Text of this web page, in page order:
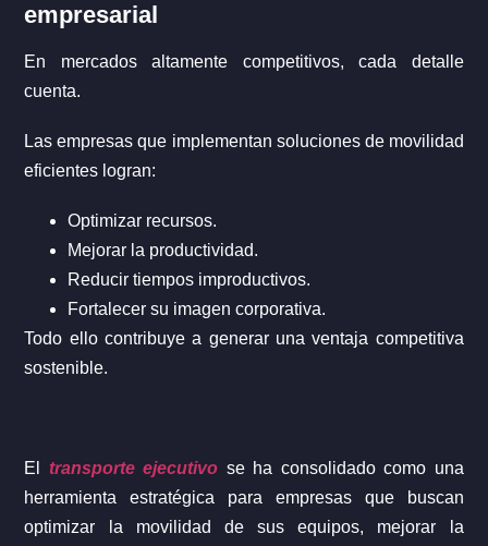
empresarial
En mercados altamente competitivos, cada detalle
cuenta.
Las empresas que implementan soluciones de movilidad
eficientes logran:
Optimizar recursos.
Mejorar la productividad.
Reducir tiempos improductivos.
Fortalecer su imagen corporativa.
Todo ello contribuye a generar una ventaja competitiva
sostenible.
El transporte ejecutivo se ha consolidado como una
herramienta estratégica para empresas que buscan
optimizar la movilidad de sus equipos, mejorar la